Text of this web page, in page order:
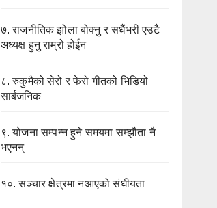
७.राजनीतिक झोला बोक्नु र सधैंभरी एउटै
अध्यक्ष हुनु राम्रो होईन
८.रुकुमैको सेरो र फेरो गीतको भिडियो
सार्बजनिक
९.योजना सम्पन्न हुने समयमा सम्झौता नै
भएनन्
१०.सञ्चार क्षेत्रमा नआएको संघीयता